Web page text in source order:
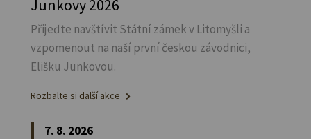
Junkovy 2026
Přijeďte navštívit Státní zámek v Litomyšli a
vzpomenout na naší první českou závodnici,
Elišku Junkovou.
Rozbalte si další akce
7. 8. 2026